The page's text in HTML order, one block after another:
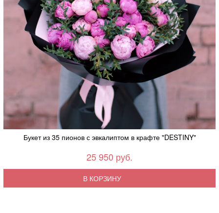
Букет из 35 пионов с эвкалиптом в крафте "DESTINY"
25 950 руб.
В КОРЗИНУ